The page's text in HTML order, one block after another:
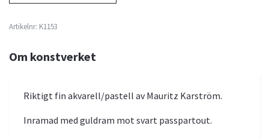
Artikelnr: K1153
Om konstverket
Riktigt fin akvarell/pastell av Mauritz Karström.
Inramad med guldram mot svart passpartout.